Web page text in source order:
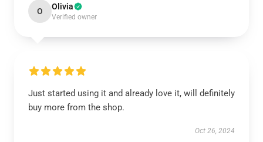
O Olivia
Verified owner
Just started using it and already love it, will definitely
buy more from the shop.
Oct 26, 2024